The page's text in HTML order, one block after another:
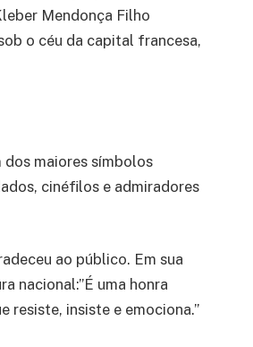
Mendonça Filho
o céu da capital francesa,
maiores símbolos
cinéfilos e admiradores
ao público. Em sua
nacional:”É uma honra
resiste, insiste e emociona.”